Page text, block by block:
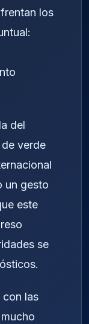
los
del
verde
un gesto
este
se
con las